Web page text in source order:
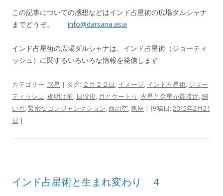
この記事についての感想などはインド占星術の広場ダルシャナ
までどうぞ。 info@darsana.asia
インド占星術の広場ダルシャナは、インド占星術（ジョーティ
ッシュ）に関するいろいろな情報を発信します
カテゴリー: 惑星 | タグ: ２月２２日, イメージ, インド占星術, ジョー
ティッシュ,夜明け前, 日没後, 月とケートゥ, 火星と金星が最接近,細
い月 ,緊密なコンジャンクション,西の空,魚座 | 投稿日: 2015年2月21
日 |
インド占星術と生まれ変わり ４